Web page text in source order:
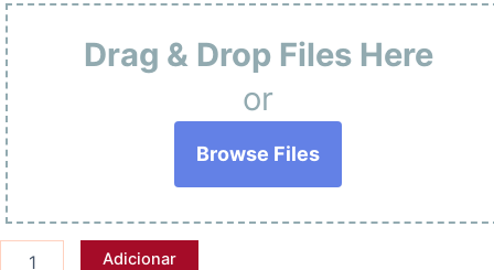
Drag & Drop Files Here
or
Browse Files
Adicionar